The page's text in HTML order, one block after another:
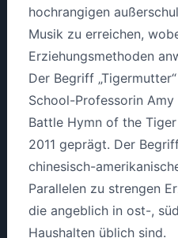
hochrangigen
Musik zu erreichen,
Erziehungsmethoden
Der Begriff
School-Professorin
Battle Hymn of the
2011 geprägt. Der
chinesisch-
Parallelen zu strengen
die angeblich in ost-,
Haushalten üblich sind.